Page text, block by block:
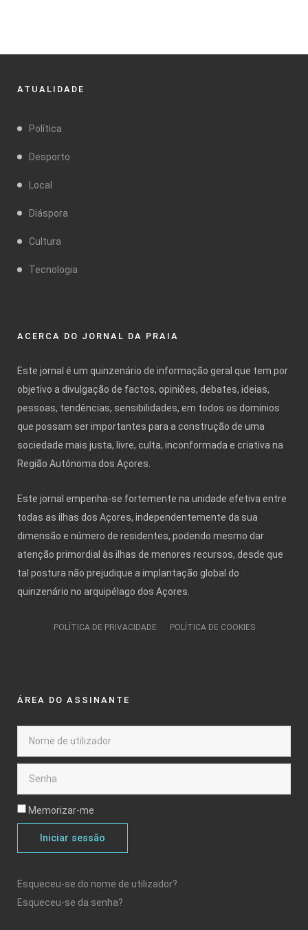
ATUALIDADE
Política
Desporto
Local
Diáspora
Cultura
Tecnologia
ACERCA DO JORNAL DA PRAIA
Este jornal é um quinzenário de informação geral que tem por
objetivo a divulgação de factos, opiniões, debates, ideias,
pessoas, tendências, sensibilidades, em todos os domínios
que possam ser importantes para a construção de uma
sociedade mais justa, livre, culta, inconformada e criativa na
Região Autónoma dos Açores.
Este jornal empenha-se fortemente na unidade efetiva entre
todas as ilhas dos Açores, independentemente da sua
dimensão e número de residentes, podendo mesmo dar
atenção primordial às ilhas de menores recursos, desde que
tal postura não prejudique a implantação global do
quinzenário no arquipélago dos Açores.
POLÍTICA DE PRIVACIDADE POLÍTICA DE COOKIES
ÁREA DO ASSINANTE
Memorizar-me
Iniciar sessão
Esqueceu-se do nome de utilizador?
Esqueceu-se da senha?